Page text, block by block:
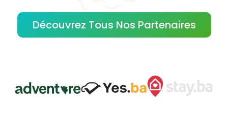
Découvrez Tous Nos Partenaires